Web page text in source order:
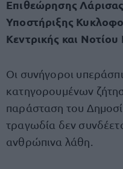
Επιθεώρησης
Υποστήριξης
Κεντρικής και
Οι συνήγοροι
κατηγορουμένων
παράσταση του
τραγωδία δεν
ανθρώπινα λάθη.